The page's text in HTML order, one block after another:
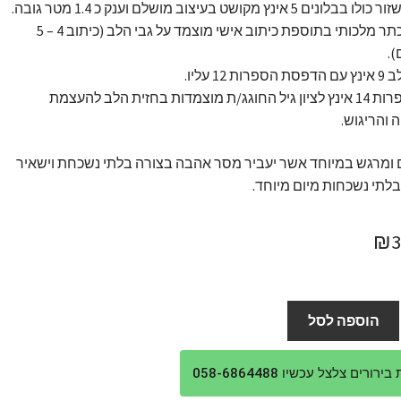
5 אינץ מקושט בעיצוב מושלם וענק כ 1.4 מטר גובה.
בלון כתר מלכותי בתוספת כיתוב אישי מוצמד על גבי הלב (כיתוב 4 – 5
12 עליו.
זוג ספרות 14 אינץ לציון גיל החוגג/ת מוצמדות בחזית הלב להעצמת
והריגוש.
ומרגש במיוחד אשר יעביר מסר אהבה בצורה בלתי נשכחת וישאיר
נשכחות מיום מיוחד.
₪
הוא:
₪390.
הוספה לסל
צלצל עכשיו 058-6864488